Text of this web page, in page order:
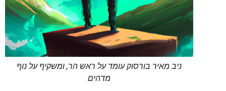
ניב מאיר בורסוק עומד על ראש הר, ומשקיף על נוף
מדהים